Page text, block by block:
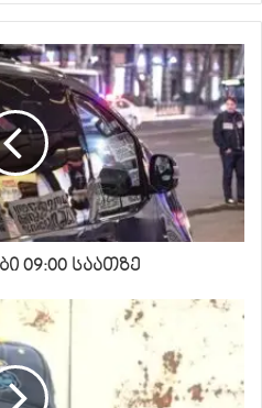
09:00 საათზე